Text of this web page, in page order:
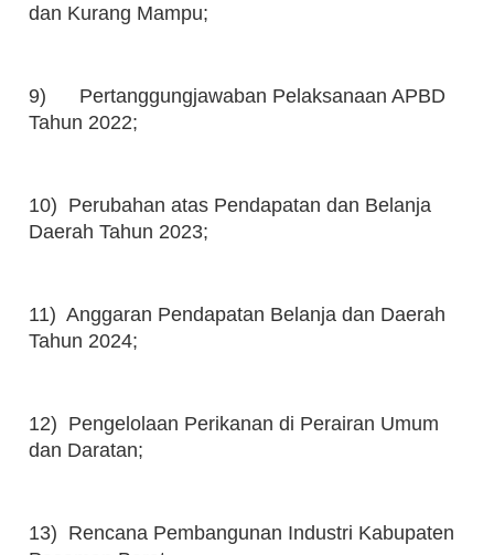
dan Kurang Mampu;
9) Pertanggungjawaban Pelaksanaan APBD
Tahun 2022;
10) Perubahan atas Pendapatan dan Belanja
Daerah Tahun 2023;
11) Anggaran Pendapatan Belanja dan Daerah
Tahun 2024;
12) Pengelolaan Perikanan di Perairan Umum
dan Daratan;
13) Rencana Pembangunan Industri Kabupaten